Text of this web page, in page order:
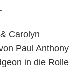
Carolyn
Paul Anthony
in die Rolle